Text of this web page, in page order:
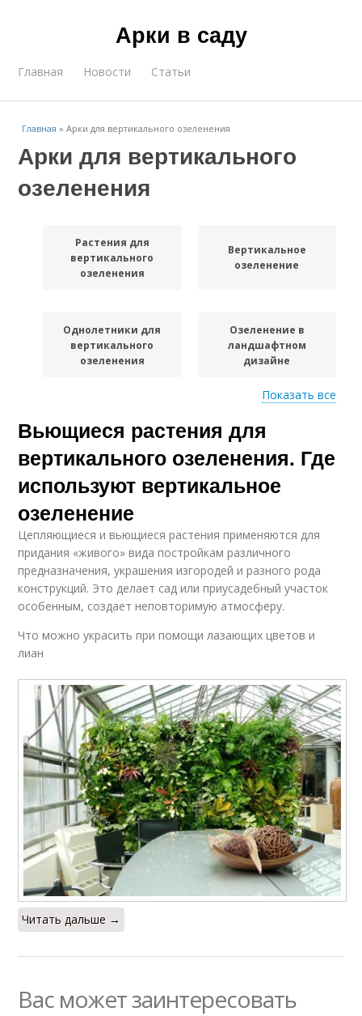
Арки в саду
Главная Новости Статьи
Главная »Арки для вертикального озеленения
Арки для вертикального
озеленения
Растения для
вертикального
озеленения
Вертикальное
озеленение
Однолетники для
вертикального
озеленения
Озеленение в
ландшафтном
дизайне
Озеленение с
помощью
Озеленение с
использованием
Вертикальные
озеленения
Растения для арки Вертикальный сад
Конструкции для
вертикального
озеленения
Показать все
Вьющиеся растения для
вертикального озеленения. Где
используют вертикальное
озеленение
Цепляющиеся и вьющиеся растения применяются для
придания «живого» вида постройкам различного
предназначения, украшения изгородей и разного рода
конструкций. Это делает сад или приусадебный участок
особенным, создает неповторимую атмосферу.
Что можно украсить при помощи лазающих цветов и
лиан
Читать дальше →
Вас может заинтересовать